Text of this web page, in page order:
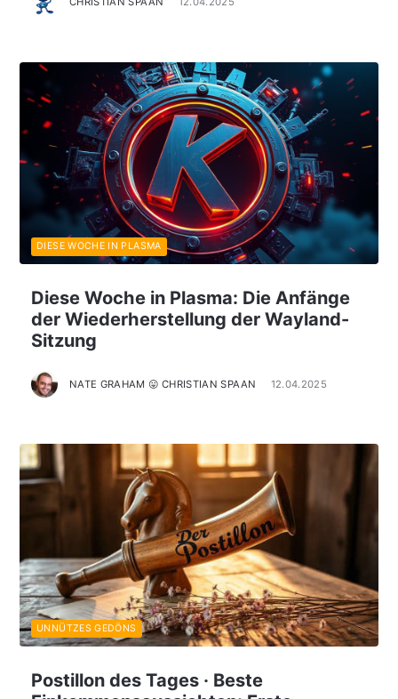
Diese Woche in Plasma: Die Anfänge
der Wiederherstellung der Wayland-
Sitzung
NATE GRAHAM 😛 CHRISTIAN SPAAN 12.04.2025
DIESE WOCHE IN PLASMA
Postillon des Tages · Beste
UNNÜTZES GEDÖNS